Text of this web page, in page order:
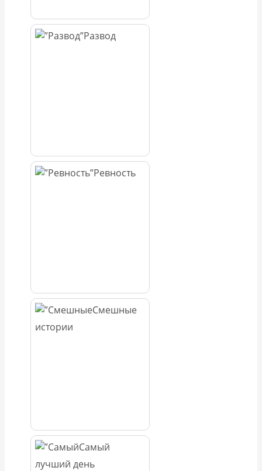
Развод
Ревность
Смешные
истории
Самый
лучший день